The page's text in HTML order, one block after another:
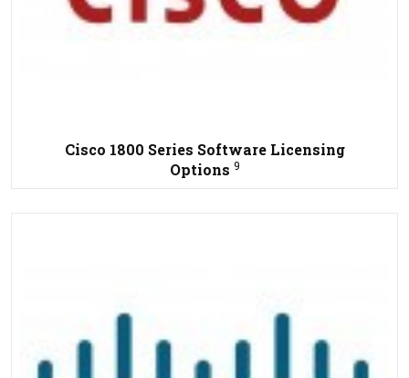
Cisco 1800 Series Software Licensing
Options 9